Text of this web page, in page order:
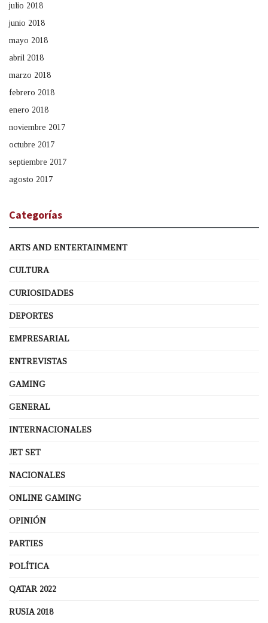
julio 2018
junio 2018
mayo 2018
abril 2018
marzo 2018
febrero 2018
enero 2018
noviembre 2017
octubre 2017
septiembre 2017
agosto 2017
Categorías
ARTS AND ENTERTAINMENT
CULTURA
CURIOSIDADES
DEPORTES
EMPRESARIAL
ENTREVISTAS
GAMING
GENERAL
INTERNACIONALES
JET SET
NACIONALES
ONLINE GAMING
OPINIÓN
PARTIES
POLÍTICA
QATAR 2022
RUSIA 2018